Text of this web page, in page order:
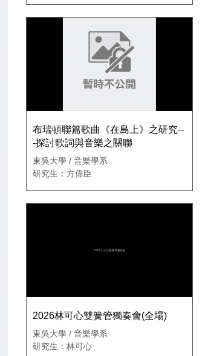
布瑞頓聯篇歌曲《在島上》之研究--
-探討歌詞與音樂之關聯
東吳大學 / 音樂學系
研究生：方偉臣
2026林可心雙簧管獨奏會(全場)
東吳大學 / 音樂學系
研究生：林可心